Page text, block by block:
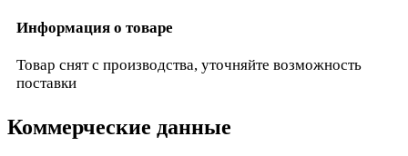
Информация о товаре
Товар снят с производства, уточняйте возможность
поставки
Коммерческие данные